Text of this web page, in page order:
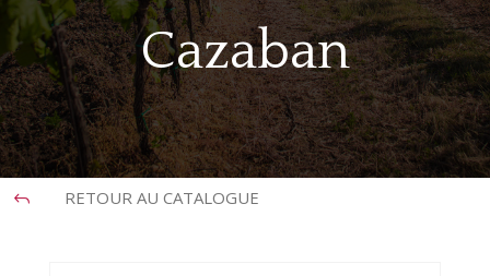
Cazaban
J RETOUR AU CATALOGUE